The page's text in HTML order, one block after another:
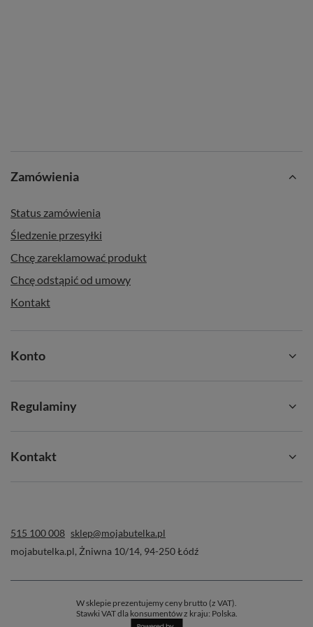
Zamówienia
Status zamówienia
Śledzenie przesyłki
Chcę zareklamować produkt
Chcę odstąpić od umowy
Kontakt
Konto
Regulaminy
Kontakt
515 100 008 sklep@mojabutelka.pl
mojabutelka.pl, Żniwna 10/14, 94-250Łódź
W sklepie prezentujemy ceny brutto (z VAT).
Stawki VAT dla konsumentów z kraju: Polska.